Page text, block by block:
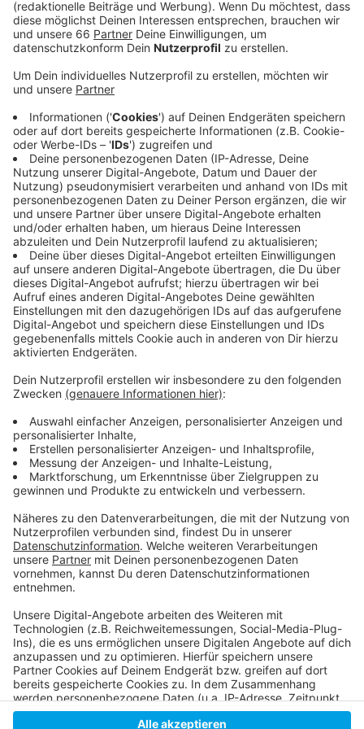
Bier".
Veröffentlicht:Montag, 06.05.2024 13:46
Anzeige
Damit soll ein weiteres Zeichen gegen Rassismus
gesetzt werden. Neben der Aufschrift "Kein Alt für
Nazis" zeigen die Bierdeckel bekannte Zeichnungen
und Fotografien des Bildhauers Jaques Tilly, die
bereits im Karneval für Aufsehen gesorgt haben.
Gastronomen, Kulturschaffende und Veranstalter von
Events, die ebenfalls an der Aktion teilnehmen wollen,
können die Bierdeckel kostenlos online bestellen.
Anzeige
Anzeige
Mehr Infos zu der Aktion "Kein Alt für Nazis":
Mehr über das Bündnis Düsseldorf stellt sich quer:
Der Verein Rock gegen Rechts e.V.:
Anzeige
Anzeige